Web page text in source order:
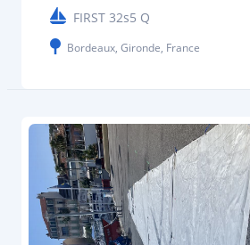
FIRST 32s5 Q
Bordeaux, Gironde, France